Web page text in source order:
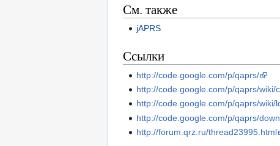
См. также
jAPRS
Ссылки
http://code.google.com/p/qaprs/
http://code.google.com/p/qaprs/wiki/
http://code.google.com/p/qaprs/wiki/
http://code.google.com/p/qaprs/
http://forum.qrz.ru/thread23995.html